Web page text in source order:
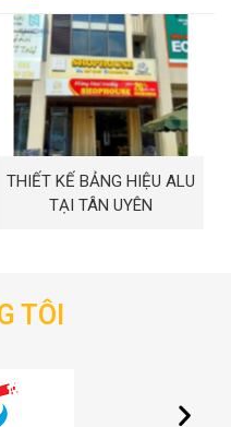
THIẾT KẾ BẢNG HIỆU ALU
TẠI TÂN UYÊN
TÔI